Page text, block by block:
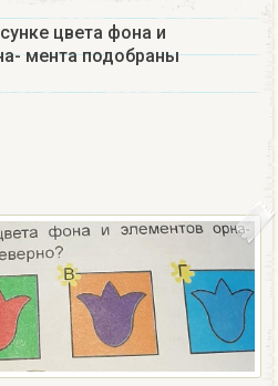
цвета фона и
мента подобраны